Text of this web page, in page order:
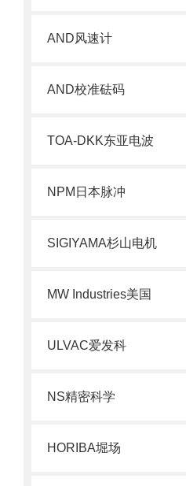
AND风速计
AND校准砝码
TOA-DKK东亚电波
NPM日本脉冲
SIGIYAMA杉山电机
MW Industries美国
ULVAC爱发科
NS精密科学
HORIBA堀场